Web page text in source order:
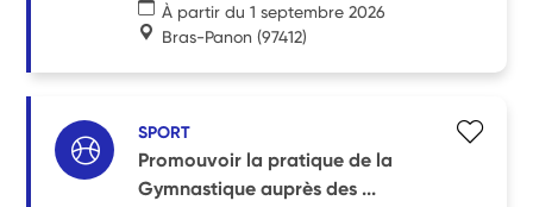
À partir du 1 septembre 2026
Bras-Panon (97412)
SPORT
Promouvoir la pratique de la
Gymnastique auprès des ...